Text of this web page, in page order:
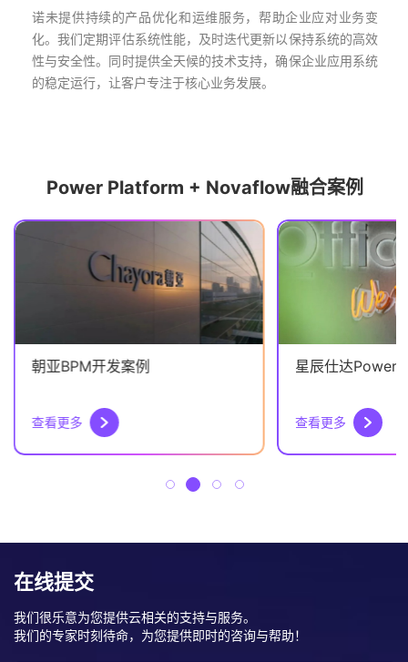
诺未提供持续的产品优化和运维服务，帮助企业应对业务变
化。我们定期评估系统性能，及时迭代更新以保持系统的高效
性与安全性。同时提供全天候的技术支持，确保企业应用系统
的稳定运行，让客户专注于核心业务发展。
Power Platform + Novaflow融合案例
朝亚BPM开发案例
查看更多
星辰仕达Power
查看更多
在线提交
我们很乐意为您提供云相关的支持与服务。
我们的专家时刻待命，为您提供即时的咨询与帮助！